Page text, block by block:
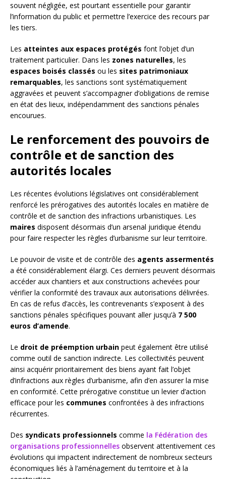
souvent négligée, est pourtant essentielle pour garantir
l’information du public et permettre l’exercice des recours par
les tiers.
Les atteintes aux espaces protégés font l’objet d’un
traitement particulier. Dans les zones naturelles, les
espaces boisés classés ou les sites patrimoniaux
remarquables, les sanctions sont systématiquement
aggravées et peuvent s’accompagner d’obligations de remise
en état des lieux, indépendamment des sanctions pénales
encourues.
Le renforcement des pouvoirs de
contrôle et de sanction des
autorités locales
Les récentes évolutions législatives ont considérablement
renforcé les prérogatives des autorités locales en matière de
contrôle et de sanction des infractions urbanistiques. Les
maires disposent désormais d’un arsenal juridique étendu
pour faire respecter les règles d’urbanisme sur leur territoire.
Le pouvoir de visite et de contrôle des agents assermentés
a été considérablement élargi. Ces derniers peuvent désormais
accéder aux chantiers et aux constructions achevées pour
vérifier la conformité des travaux aux autorisations délivrées.
En cas de refus d’accès, les contrevenants s’exposent à des
sanctions pénales spécifiques pouvant aller jusqu’à 7 500
euros d’amende.
Le droit de préemption urbain peut également être utilisé
comme outil de sanction indirecte. Les collectivités peuvent
ainsi acquérir prioritairement des biens ayant fait l’objet
d’infractions aux règles d’urbanisme, afin d’en assurer la mise
en conformité. Cette prérogative constitue un levier d’action
efficace pour les communes confrontées à des infractions
récurrentes.
Des syndicats professionnels comme la Fédération des
organisations professionnelles observent attentivement ces
évolutions qui impactent indirectement de nombreux secteurs
économiques liés à l’aménagement du territoire et à la